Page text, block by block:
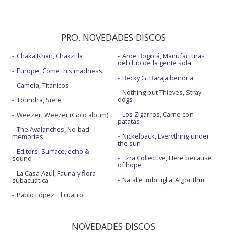
PRO. NOVEDADES DISCOS
Chaka Khan, Chakzilla
Europe, Come this madness
Camela, Titánicos
Toundra, Siete
Weezer, Weezer (Gold album)
The Avalanches, No bad
memories
Editors, Surface, echo &
sound
La Casa Azul, Fauna y flora
subacuática
Pablo López, El cuatro
Arde Bogotá, Manufacturas
del club de la gente sola
Becky G, Baraja bendita
Nothing but Thieves, Stray
dogs
Los Zigarros, Carne con
patatas
Nickelback, Everything under
the sun
Ezra Collective, Here because
of hope
Natalie Imbruglia, Algorithm
NOVEDADES DISCOS